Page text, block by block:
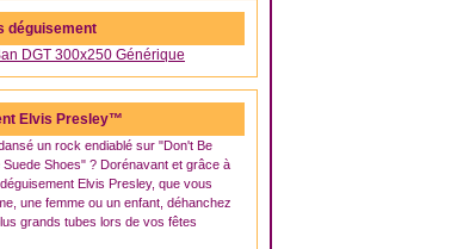
déguisement
Elvis Presley™
un rock endiablé sur "Don't Be
Suede Shoes" ? Dorénavant et grâce à
Elvis Presley, que vous
une femme ou un enfant, déhanchez
grands tubes lors de vos fêtes